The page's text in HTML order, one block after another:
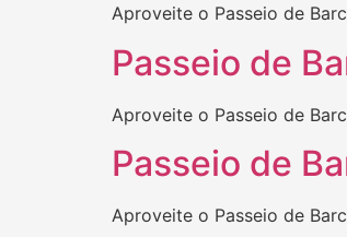
Aproveite o Passeio de
Passeio de
Aproveite o Passeio de
Passeio de
Aproveite o Passeio de